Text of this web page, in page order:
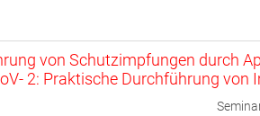
von Schutzimpfungen durch
2: Praktische Durchführung von